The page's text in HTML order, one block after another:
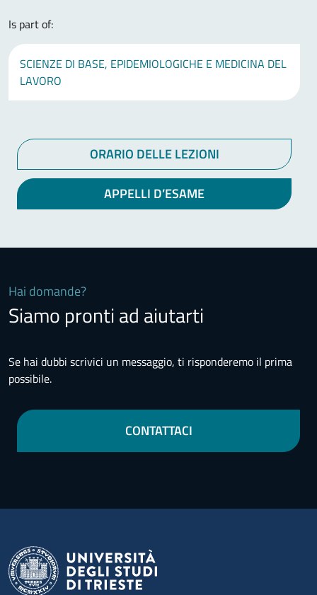
Is part of:
SCIENZE DI BASE, EPIDEMIOLOGICHE E MEDICINA DEL
LAVORO
ORARIO DELLE LEZIONI
APPELLI D’ESAME
Hai domande?
Siamo pronti ad aiutarti
Se hai dubbi scrivici un messaggio, ti risponderemo il prima
possibile.
CONTATTACI